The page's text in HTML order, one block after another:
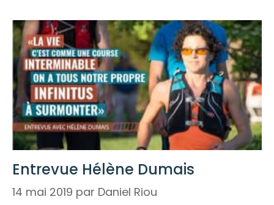
Entrevue Hélène Dumais
14 mai 2019 par Daniel Riou